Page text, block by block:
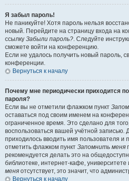
Я забыл пароль!
Не паникуйте! Хотя пароль нельзя
новый. Перейдите на страницу входа на
ссылку Забыли пароль?. Следуйте
сможете войти на конференцию.
Если не удалось получить новый пароль,
конференции.
Вернуться к началу
Почему мне периодически приходится
пароля?
Если вы не отметили флажком пункт
оставаться под своим именем на
ограниченное время. Это сделано для
воспользоваться вашей учётной записью.
приходилось вводить имя пользователя
отметить флажком пункт Запомнить меня
рекомендуется делать это на
библиотеке, интернет-кафе, университете
меня отсутствует, это значит, что
Вернуться к началу